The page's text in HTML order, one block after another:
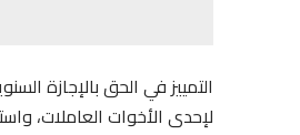
التمييز في الحق بالإجازة
لإحدى الأخوات العاملات،